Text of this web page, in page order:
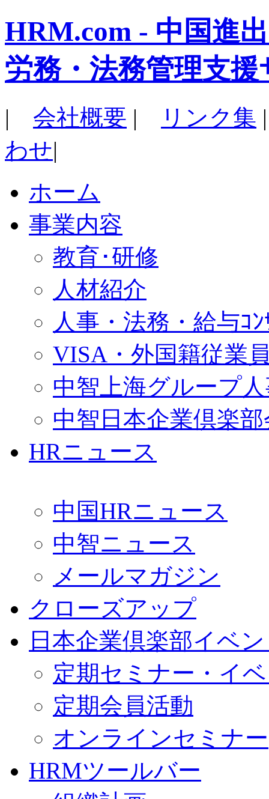
HRM.com - 中国進
労務・法務管理支援
| 会社概要 | リンク集
わせ|
ホーム
事業内容
教育･研修
人材紹介
人事・法務・給与ｺﾝ
VISA・外国籍従業
中智上海グループ
中智日本企業倶楽
HRニュース
中国HRニュース
中智ニュース
メールマガジン
クローズアップ
日本企業倶楽部イベ
定期セミナー・イ
定期会員活動
オンラインセミナー
HRMツールバー